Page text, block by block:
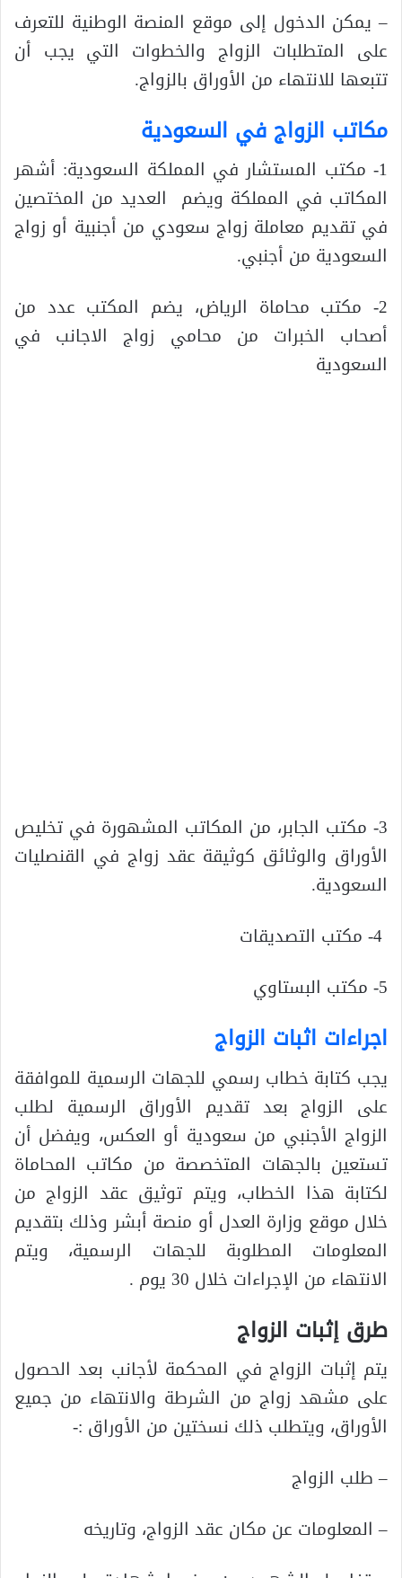
– يمكن الدخول إلى موقع المنصة الوطنية للتعرف
على المتطلبات الزواج والخطوات التي يجب أن
تتبعها للانتهاء من الأوراق بالزواج.
مكاتب الزواج في السعودية
1- مكتب المستشار في المملكة السعودية: أشهر
المكاتب في المملكة ويضم العديد من المختصين
في تقديم معاملة زواج سعودي من أجنبية أو زواج
السعودية من أجنبي.
2- مكتب محاماة الرياض، يضم المكتب عدد من
أصحاب الخبرات من محامي زواج الاجانب في
السعودية
3- مكتب الجابر، من المكاتب المشهورة في تخليص
الأوراق والوثائق كوثيقة عقد زواج في القنصليات
السعودية.
5- مكتب البستاوي
اجراءات اثبات الزواج
يجب كتابة خطاب رسمي للجهات الرسمية للموافقة
على الزواج بعد تقديم الأوراق الرسمية لطلب
الزواج الأجنبي من سعودية أو العكس، ويفضل أن
تستعين بالجهات المتخصصة من مكاتب المحاماة
لكتابة هذا الخطاب، ويتم توثيق عقد الزواج من
خلال موقع وزارة العدل أو منصة أبشر وذلك بتقديم
المعلومات المطلوبة للجهات الرسمية، ويتم
الانتهاء من الإجراءات خلال 30 يوم .
طرق إثبات الزواج
يتم إثبات الزواج في المحكمة لأجانب بعد الحصول
على مشهد زواج من الشرطة والانتهاء من جميع
الأوراق، ويتطلب ذلك نسختين من الأوراق :-
– طلب الزواج
– المعلومات عن مكان عقد الزواج، وتاريخه